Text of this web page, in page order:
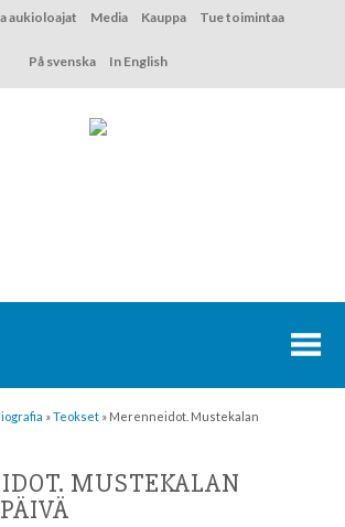
aukioloajat Media Kauppa Tue toimintaa
På svenska In English
»Teokset » Merenneidot. Mustekalan
MUSTEKALAN